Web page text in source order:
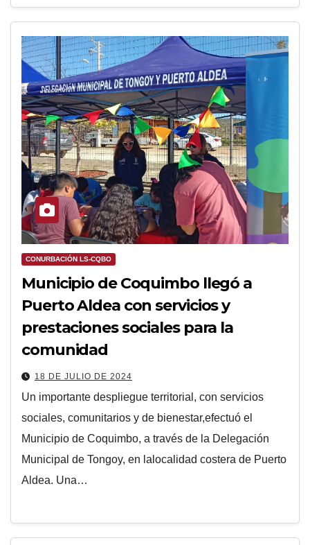
CONURBACIÓN LS-CQBO
Municipio de Coquimbo llegó a
Puerto Aldea con servicios y
prestaciones sociales para la
comunidad
18 DE JULIO DE 2024
Un importante despliegue territorial, con servicios
sociales, comunitarios y de bienestar,efectuó el
Municipio de Coquimbo, a través de la Delegación
Municipal de Tongoy, en lalocalidad costera de Puerto
Aldea. Una…